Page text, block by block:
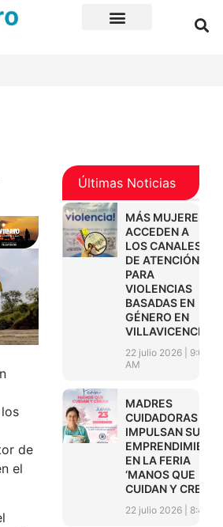
de
el
Últimas Noticias
MÁS MUJERES
ACCEDEN A
LOS CANALES
DE ATENCIÓN
PARA
VIOLENCIAS
BASADAS EN
GÉNERO EN
VILLAVICENCIO
22 julio 2026
9:01
AM
MADRES
CUIDADORAS
IMPULSAN SUS
EN LA FERIA
‘MANOS QUE
CUIDAN Y CREAN’
22 julio 2026 8:45